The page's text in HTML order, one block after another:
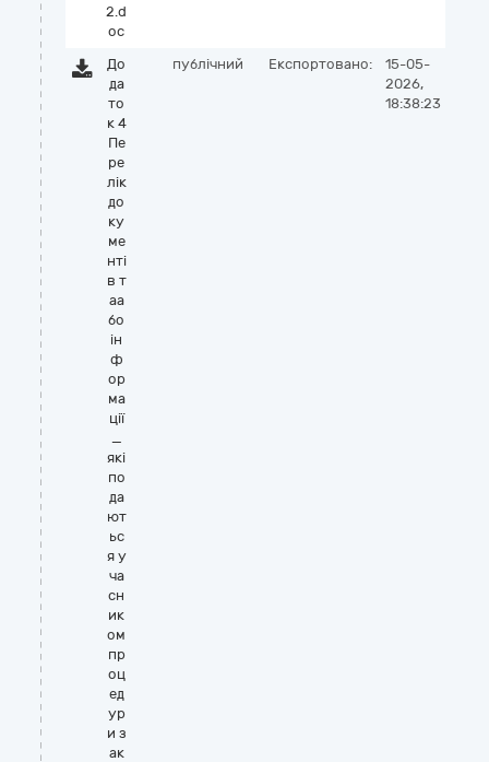
2.d
oc
До
да
то
к 4
Пе
ре
лік
до
ку
ме
нті
в т
аа
бо
ін
ф
ор
ма
ції
_
які
по
да
ют
ьс
я у
ча
сн
ик
ом
пр
оц
ед
ур
и з
ак
публічний Експортовано:
15-05-
2026,
18:38:23